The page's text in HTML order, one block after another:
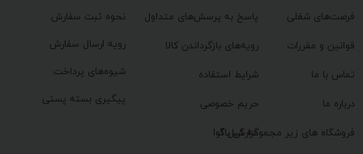
نحوه ثبت سفارش
رویه ارسال سفارش
شیوه‌های پرداخت
پیگیری بسته پستی
پاسخ به پرسش‌های متداول
رویه‌های بازگرداندن کالا
شرایط استفاده
حریم خصوصی
گزارش باگ
فرصت‌های شغلی
قوانین و مقررات
تماس با ما
درباره ما
فروشگاه های زیر مجموعه گیل آوا